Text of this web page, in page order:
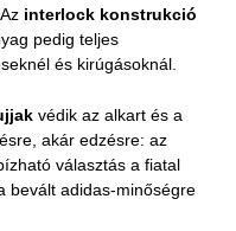
interlock konstrukció
pedig teljes
és kirúgásoknál.
védik az alkart és a
akár edzésre: az
választás a fiatal
bevált adidas-minőségre